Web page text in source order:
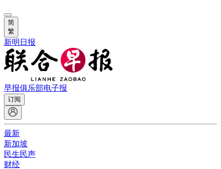
简
繁
新明日报
早报俱乐部电子报
订阅
最新
新加坡
民生民声
财经